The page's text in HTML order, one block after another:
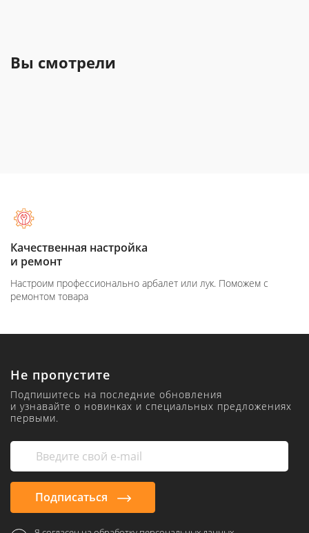
Вы смотрели
Качественная настройка
и ремонт
Настроим профессионально арбалет или лук. Поможем с
ремонтом товара
Не пропустите
Подпишитесь на последние обновления
и узнавайте о новинках и специальных предложениях
первыми.
Подписаться